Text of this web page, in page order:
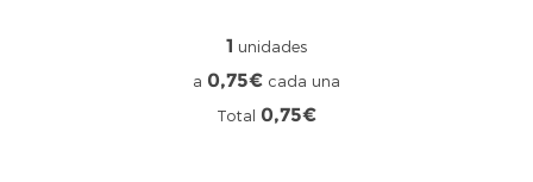
1 unidades
a 0,75€ cada una
Total 0,75€